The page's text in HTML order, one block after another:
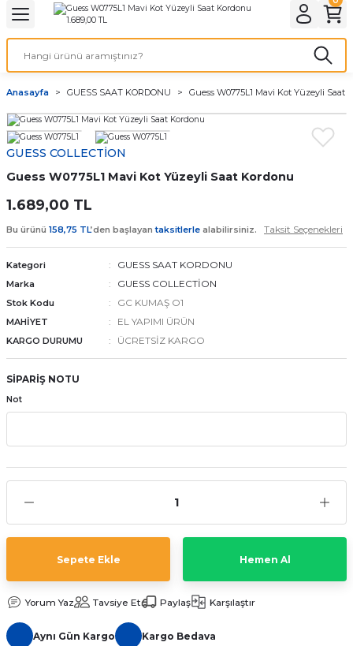
& ELEKTİRİK AYDINLATMA & ELEKTRİK
OFİS MALZEMELERİ
ve Cihaz Pilleri
ÇEŞİTLERİ
ÇEŞİTLERİ
Pili
Kordon Çeşitleri
Kordonları
Kordonu
Anasayfa GUESS SAAT KORDONU Guess W0775L1 Mavi Kot Yüzeyli Saat
GUESS COLLECTİON
Guess W0775L1 Mavi Kot Yüzeyli Saat Kordonu
1.689,00 TL
Bu ürünü 158,75 TL’den başlayantaksitlerle alabilirsiniz. Taksit Seçenekleri
Kategori GUESS SAAT KORDONU
Marka GUESS COLLECTİON
Stok Kodu GC KUMAŞ O1
MAHİYET EL YAPIMI ÜRÜN
KARGO DURUMU ÜCRETSİZ KARGO
SİPARİŞ NOTU
Not
Sepete Ekle Hemen Al
Yorum Yaz Tavsiye Et Paylaş Karşılaştır
Aynı Gün Kargo Kargo Bedava